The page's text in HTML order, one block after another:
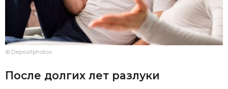
© Depositphotos
После долгих лет разлуки